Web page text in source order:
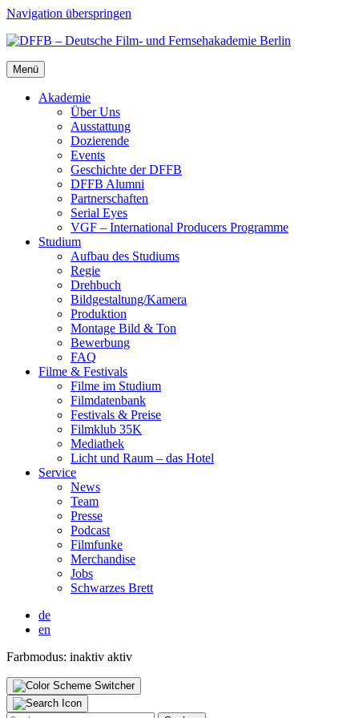
Navigation überspringen
Menü
Aka­de­mie
Über Uns
Aus­stat­tung
Dozie­ren­de
Events
Geschich­te der DFFB
DFFB Alum­ni
Part­ner­schaf­ten
Seri­al Eyes
VGF – Inter­na­tio­nal Pro­du­cers Pro­gram­me
Stu­di­um
Auf­bau des Stu­di­ums
Regie
Dreh­buch
Bildgestaltung/​​Kamera
Pro­duk­ti­on
Mon­ta­ge Bild & Ton
Bewer­bung
FAQ
Fil­me & Fes­ti­vals
Fil­me im Stu­di­um
Film­da­ten­bank
Fes­ti­vals & Prei­se
Film­klub 35K
Media­thek
Licht und Raum – das Hotel
Ser­vice
News
Team
Pres­se
Pod­cast
Film­fun­ke
Mer­chan­di­se
Jobs
Schwar­zes Brett
de
en
Farbmodus: inaktiv aktiv